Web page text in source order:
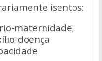
isentos:
maternidade;
doença